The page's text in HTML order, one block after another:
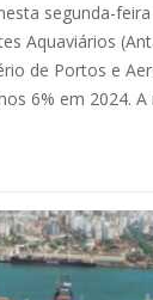
segunda-
Aquaviários
de Portos e
6% em 2024.